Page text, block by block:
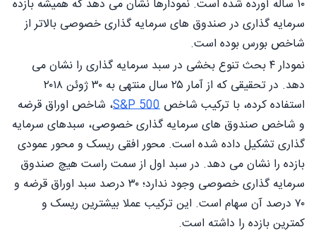
۱۰ ساله آورده شده است. نمودارها نشان می دهد که همیشه بازده
سرمایه گذاری در صندوق های سرمایه گذاری خصوصی بالاتر از
شاخص بورس بوده است.
نمودار ۴ بحث تنوع بخشی در سبد سرمایه گذاری را نشان می
دهد. در تحقیقی که از آمار ۲۵ سال منتهی به ۳۰ ژوئن ۲۰۱۸
استفاده کرده، با ترکیب شاخص 500 S&P
، شاخص اوراق قرضه
و شاخص صندوق های سرمایه گذاری خصوصی، سبدهای سرمایه
گذاری تشکیل داده شده است. محور افقی ریسک و محور عمودی
بازده را نشان می دهد. در سبد اول از سمت راست هیچ صندوق
سرمایه گذاری خصوصی وجود ندارد؛ ۳۰ درصد سبد اوراق قرضه و
۷۰ درصد آن سهام است. این ترکیب عملا بیشترین ریسک و
کمترین بازده را داشته است.